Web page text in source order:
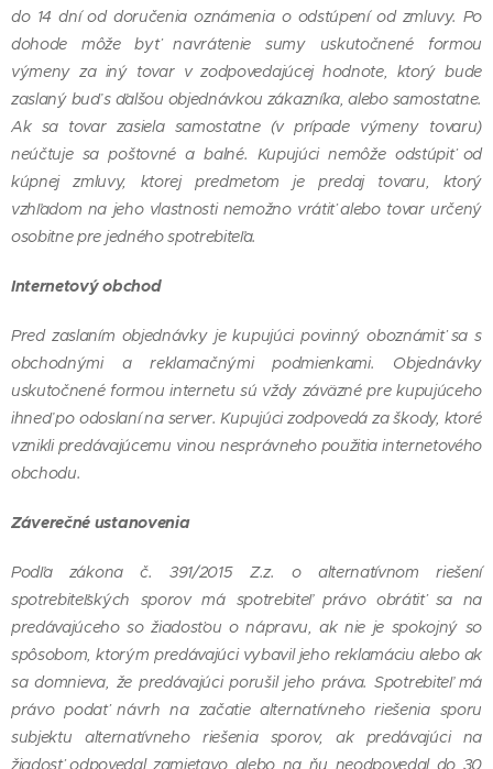
do 14 dní od doručenia oznámenia o odstúpení od zmluvy. Po
dohode môže byť navrátenie sumy uskutočnené formou
výmeny za iný tovar v zodpovedajúcej hodnote, ktorý bude
zaslaný buď s ďalšou objednávkou zákazníka, alebo samostatne.
Ak sa tovar zasiela samostatne (v prípade výmeny tovaru)
neúčtuje sa poštovné a balné. Kupujúci nemôže odstúpiť od
kúpnej zmluvy, ktorej predmetom je predaj tovaru, ktorý
vzhľadom na jeho vlastnosti nemožno vrátiť alebo tovar určený
osobitne pre jedného spotrebiteľa.
Internetový obchod
Pred zaslaním objednávky je kupujúci povinný oboznámiť sa s
obchodnými a reklamačnými podmienkami. Objednávky
uskutočnené formou internetu sú vždy záväzné pre kupujúceho
ihneď po odoslaní na server. Kupujúci zodpovedá za škody, ktoré
vznikli predávajúcemu vinou nesprávneho použitia internetového
obchodu.
Záverečné ustanovenia
Podľa zákona č. 391/2015 Z.z. o alternatívnom riešení
spotrebiteľských sporov má spotrebiteľ právo obrátiť sa na
predávajúceho so žiadosťou o nápravu, ak nie je spokojný so
spôsobom, ktorým predávajúci vybavil jeho reklamáciu alebo ak
sa domnieva, že predávajúci porušil jeho práva. Spotrebiteľ má
právo podať návrh na začatie alternatívneho riešenia sporu
subjektu alternatívneho riešenia sporov, ak predávajúci na
žiadosť odpovedal zamietavo alebo na ňu neodpovedal do 30